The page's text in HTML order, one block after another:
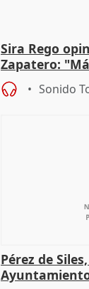
Sira Rego
Zapatero:
proceso
Sonido
Pérez de